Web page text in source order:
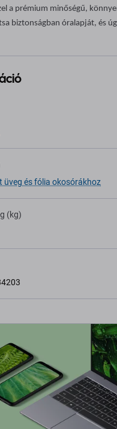
a prémium minőségű,
biztonságban óralapját, és
üveg és fólia okosórákhoz
(kg)